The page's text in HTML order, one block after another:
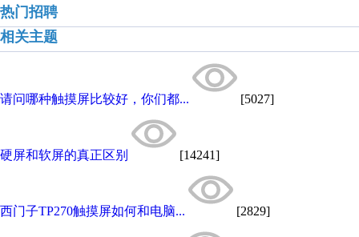
热门招聘
相关主题
请问哪种触摸屏比较好，你们都... [5027]
硬屏和软屏的真正区别 [14241]
西门子TP270触摸屏如何和电脑... [2829]